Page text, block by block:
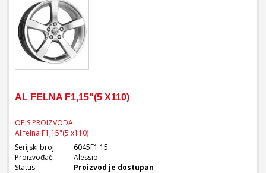
AL FELNA F1,15"(5 X110)
OPIS PROIZVODA
Al felna F1,15"(5 x110)
Serijski broj:
6045F1 15
Proizvođač:
Alessio
Status:
Proizvod je dostupan